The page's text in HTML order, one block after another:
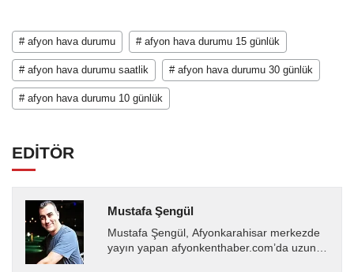
# afyon hava durumu # afyon hava durumu 15 günlük
# afyon hava durumu saatlik # afyon hava durumu 30 günlük
# afyon hava durumu 10 günlük
EDİTÖR
Mustafa Şengül
Mustafa Şengül, Afyonkarahisar merkezde
yayın yapan afyonkenthaber.com’da uzun